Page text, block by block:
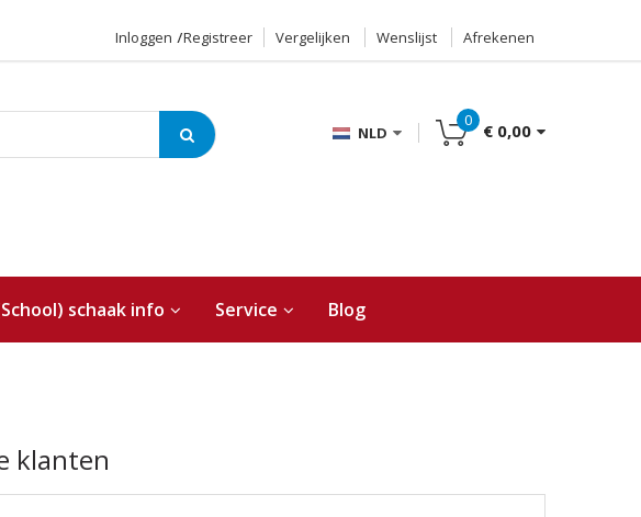
Inloggen Registreer Vergelijken Wenslijst Afrekenen
NLD
0
€ 0,00
schaak info Service Blog
klanten